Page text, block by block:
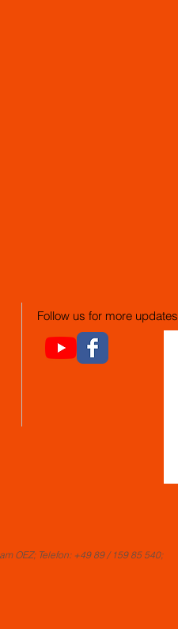
Follow us for more updates
OEZ; Telefon: +49 89 / 159 85 540;